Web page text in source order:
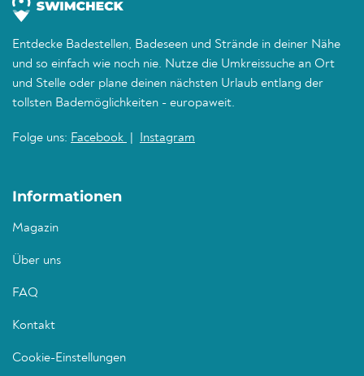
Entdecke Badestellen, Badeseen und Strände in deiner Nähe
und so einfach wie noch nie. Nutze die Umkreissuche an Ort
und Stelle oder plane deinen nächsten Urlaub entlang der
tollsten Bademöglichkeiten - europaweit.
Folge uns: Facebook Instagram
Informationen
Magazin
Über uns
FAQ
Kontakt
Cookie-Einstellungen